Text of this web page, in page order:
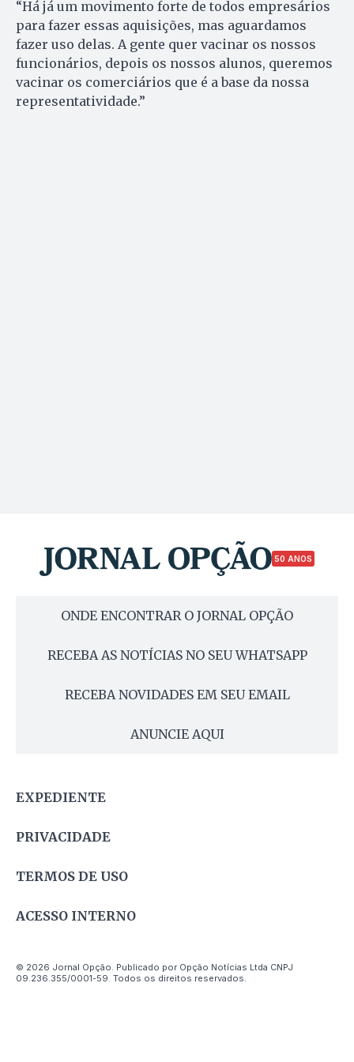
“Há já um movimento forte de todos empresários
para fazer essas aquisições, mas aguardamos
fazer uso delas. A gente quer vacinar os nossos
funcionários, depois os nossos alunos, queremos
vacinar os comerciários que é a base da nossa
representatividade.”
50 ANOS
ONDE ENCONTRAR O JORNAL OPÇÃO
RECEBA AS NOTÍCIAS NO SEU WHATSAPP
RECEBA NOVIDADES EM SEU EMAIL
ANUNCIE AQUI
EXPEDIENTE
PRIVACIDADE
TERMOS DE USO
ACESSO INTERNO
© 2026 Jornal Opção. Publicado por Opção Notícias Ltda CNPJ
09.236.355/0001-59. Todos os direitos reservados.